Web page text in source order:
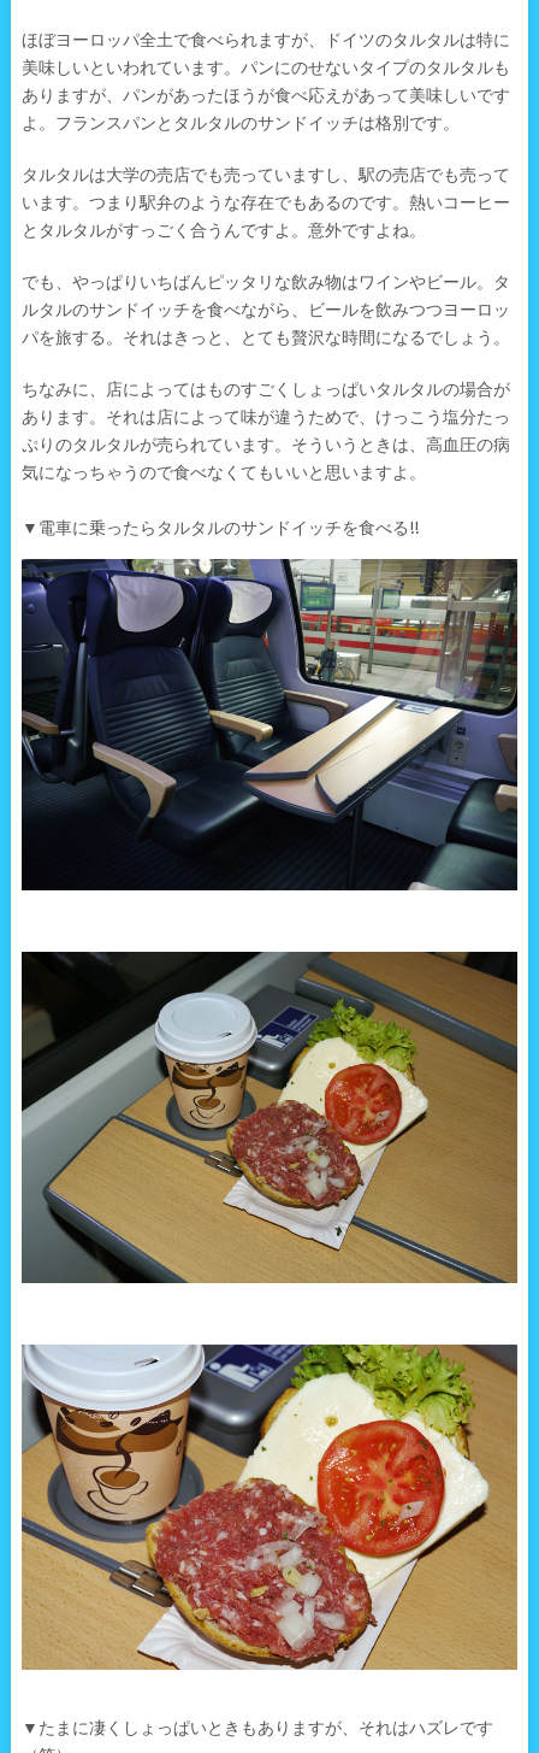
ほぼヨーロッパ全土で食べられますが、ドイツのタルタルは特に
美味しいといわれています。パンにのせないタイプのタルタルも
ありますが、パンがあったほうが食べ応えがあって美味しいです
よ。フランスパンとタルタルのサンドイッチは格別です。
タルタルは大学の売店でも売っていますし、駅の売店でも売って
います。つまり駅弁のような存在でもあるのです。熱いコーヒー
とタルタルがすっごく合うんですよ。意外ですよね。
でも、やっぱりいちばんピッタリな飲み物はワインやビール。タ
ルタルのサンドイッチを食べながら、ビールを飲みつつヨーロッ
パを旅する。それはきっと、とても贅沢な時間になるでしょう。
ちなみに、店によってはものすごくしょっぱいタルタルの場合が
あります。それは店によって味が違うためで、けっこう塩分たっ
ぷりのタルタルが売られています。そういうときは、高血圧の病
気になっちゃうので食べなくてもいいと思いますよ。
▼電車に乗ったらタルタルのサンドイッチを食べる!!
▼たまに凄くしょっぱいときもありますが、それはハズレです